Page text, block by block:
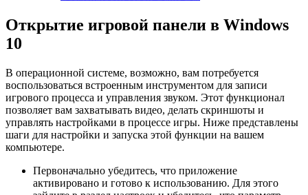
Открытие игровой панели в Windows
10
В операционной системе, возможно, вам потребуется
воспользоваться встроенным инструментом для записи
игрового процесса и управления звуком. Этот функционал
позволяет вам захватывать видео, делать скриншоты и
управлять настройками в процессе игры. Ниже представлены
шаги для настройки и запуска этой функции на вашем
компьютере.
Первоначально убедитесь, что приложение
активировано и готово к использованию. Для этого